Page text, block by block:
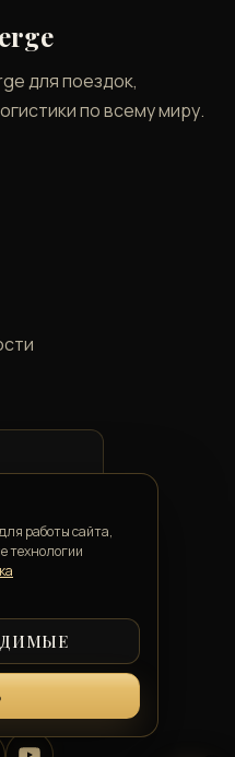
для поездок,
по всему миру.
работы сайта,
технологии